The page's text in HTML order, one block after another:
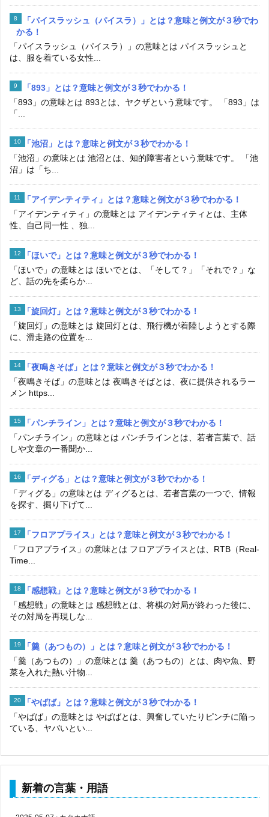
「パイスラッシュ（パイスラ）」とは？意味と例文が３秒でわ
かる！
「パイスラッシュ（パイスラ）」の意味とは パイスラッシュと
は、服を着ている女性...
「893」とは？意味と例文が３秒でわかる！
「893」の意味とは 893とは、ヤクザという意味です。 「893」は
「...
「池沼」とは？意味と例文が３秒でわかる！
「池沼」の意味とは 池沼とは、知的障害者という意味です。 「池
沼」は「ち...
「アイデンティティ」とは？意味と例文が３秒でわかる！
「アイデンティティ」の意味とは アイデンティティとは、主体
性、自己同一性 、独...
「ほいで」とは？意味と例文が３秒でわかる！
「ほいで」の意味とは ほいでとは、「そして？」「それで？」な
ど、話の先を柔らか...
「旋回灯」とは？意味と例文が３秒でわかる！
「旋回灯」の意味とは 旋回灯とは、飛行機が着陸しようとする際
に、滑走路の位置を...
「夜鳴きそば」とは？意味と例文が３秒でわかる！
「夜鳴きそば」の意味とは 夜鳴きそばとは、夜に提供されるラー
メン https...
「パンチライン」とは？意味と例文が３秒でわかる！
「パンチライン」の意味とは パンチラインとは、若者言葉で、話
しや文章の一番聞か...
「ディグる」とは？意味と例文が３秒でわかる！
「ディグる」の意味とは ディグるとは、若者言葉の一つで、情報
を探す、掘り下げて...
「フロアプライス」とは？意味と例文が３秒でわかる！
「フロアプライス」の意味とは フロアプライスとは、RTB（Real-
Time...
「感想戦」とは？意味と例文が３秒でわかる！
「感想戦」の意味とは 感想戦とは、将棋の対局が終わった後に、
その対局を再現しな...
「羹（あつもの）」とは？意味と例文が３秒でわかる！
「羹（あつもの）」の意味とは 羹（あつもの）とは、肉や魚、野
菜を入れた熱い汁物...
「やばば」とは？意味と例文が３秒でわかる！
「やばば」の意味とは やばばとは、興奮していたりピンチに陥っ
ている、ヤバいとい...
新着の言葉・用語